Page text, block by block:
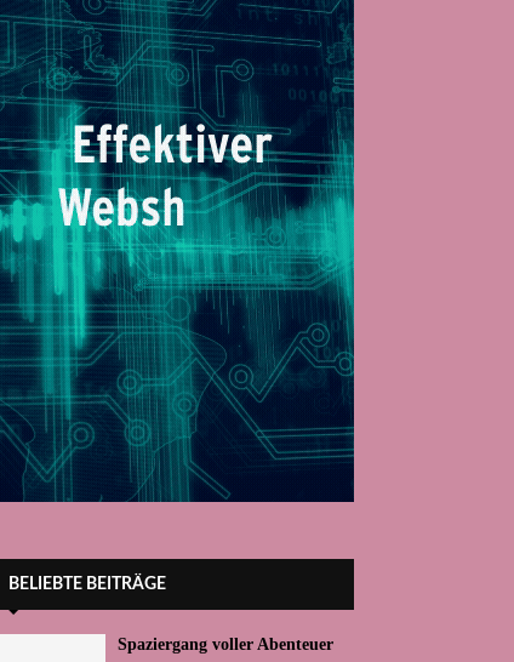
BELIEBTE BEITRÄGE
Spaziergang voller Abenteuer